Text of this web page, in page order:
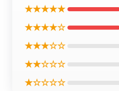
★★★★★
★★★★☆
★★★☆☆
★★☆☆☆
★☆☆☆☆